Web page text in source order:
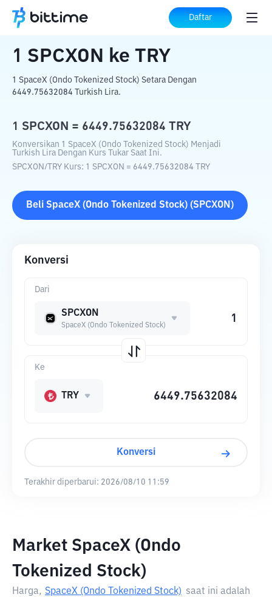
Daftar
Beranda Konverter Kripto SPCXON ke TRY
1 SPCXON ke TRY
1 SpaceX (Ondo Tokenized Stock) Setara Dengan
6449.75632084 Turkish Lira.
1 SPCXON = 6449.75632084 TRY
Konversikan 1 SpaceX (Ondo Tokenized Stock) Menjadi
Turkish Lira Dengan Kurs Tukar Saat Ini.
SPCXON/ TRY Kurs: 1 SPCXON = 6449.75632084 TRY
Beli SpaceX (Ondo Tokenized Stock) (SPCXON )
Konversi
Dari
SPCXON
SpaceX (Ondo Tokenized Stock)
Ke
TRY
Konversi
Terakhir diperbarui: 2026/08/10 11:59
Market SpaceX (Ondo
Tokenized Stock)
Harga, SpaceX (Ondo Tokenized Stock) saat ini adalah